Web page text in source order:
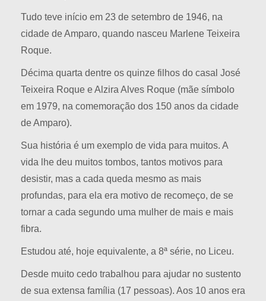
Tudo teve início em 23 de setembro de 1946, na
cidade de Amparo, quando nasceu Marlene Teixeira
Roque.
Décima quarta dentre os quinze filhos do casal José
Teixeira Roque e Alzira Alves Roque (mãe símbolo
em 1979, na comemoração dos 150 anos da cidade
de Amparo).
Sua história é um exemplo de vida para muitos. A
vida lhe deu muitos tombos, tantos motivos para
desistir, mas a cada queda mesmo as mais
profundas, para ela era motivo de recomeço, de se
tornar a cada segundo uma mulher de mais e mais
fibra.
Estudou até, hoje equivalente, a 8ª série, no Liceu.
Desde muito cedo trabalhou para ajudar no sustento
de sua extensa família (17 pessoas). Aos 10 anos era